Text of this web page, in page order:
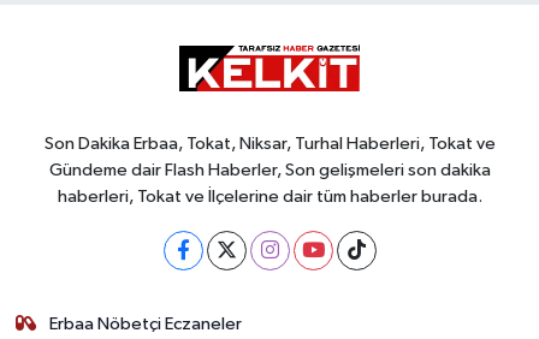
Son Dakika Erbaa, Tokat, Niksar, Turhal Haberleri, Tokat ve
Gündeme dair Flash Haberler, Son gelişmeleri son dakika
haberleri, Tokat ve İlçelerine dair tüm haberler burada.
Erbaa Nöbetçi Eczaneler